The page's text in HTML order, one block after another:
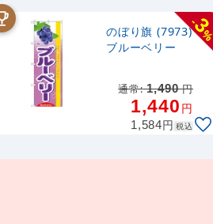
-
3
%
のぼり旗 (7973) 旬
ブルーベリー
通常:1,490円
1,440円
1,584円 税込